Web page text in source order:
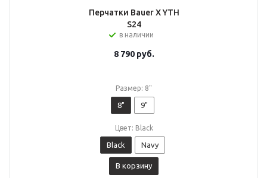
Перчатки Bauer X YTH
S24
в наличии
8 790руб.
Размер: 8"
8" 9"
Цвет: Black
Black Navy
В корзину